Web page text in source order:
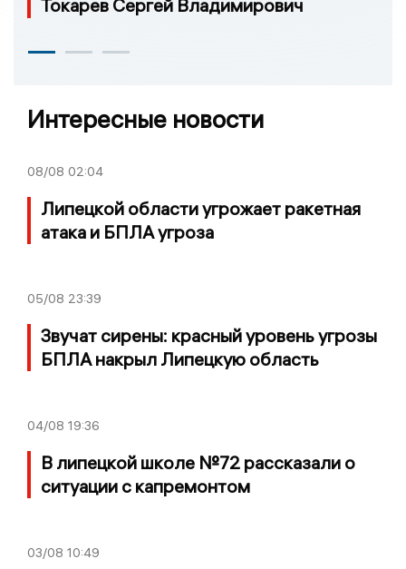
Токарев Сергей Владимирович
Интересные новости
08/08 02:04
Липецкой области угрожает ракетная
атака и БПЛА угроза
05/08 23:39
Звучат сирены: красный уровень угрозы
БПЛА накрыл Липецкую область
04/08 19:36
В липецкой школе №72 рассказали о
ситуации с капремонтом
03/08 10:49